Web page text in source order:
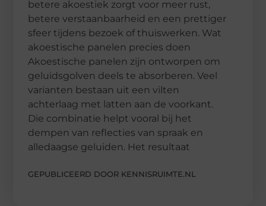
betere akoestiek zorgt voor meer rust,
betere verstaanbaarheid en een prettiger
sfeer tijdens bezoek of thuiswerken. Wat
akoestische panelen precies doen
Akoestische panelen zijn ontworpen om
geluidsgolven deels te absorberen. Veel
varianten bestaan uit een vilten
achterlaag met latten aan de voorkant.
Die combinatie helpt vooral bij het
dempen van reflecties van spraak en
alledaagse geluiden. Het resultaat
GEPUBLICEERD DOOR KENNISRUIMTE.NL